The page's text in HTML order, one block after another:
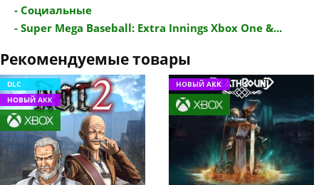
- Социальные
- Super Mega Baseball: Extra Innings Xbox One &...
Рекомендуемые товары
DLC
НОВЫЙ АКК
НОВЫЙ АКК